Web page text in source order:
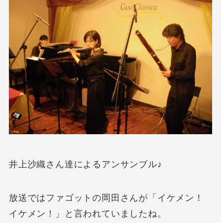
井上沙織さん達によるアンサンブル♪
放送ではファゴットの岡田さんが「イケメン！
イケメン！」と言われていましたね。